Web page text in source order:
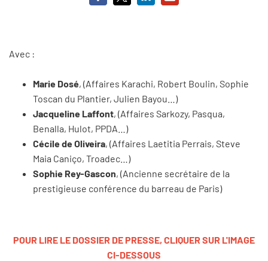
Avec :
Marie Dosé, (Affaires Karachi, Robert Boulin, Sophie
Toscan du Plantier, Julien Bayou…)
Jacqueline Laffont, (Affaires Sarkozy, Pasqua,
Benalla, Hulot, PPDA…)
Cécile de Oliveira, (Affaires Laetitia Perrais, Steve
Maia Caniço, Troadec…)
Sophie Rey-Gascon, (Ancienne secrétaire de la
prestigieuse conférence du barreau de Paris)
POUR LIRE LE DOSSIER DE PRESSE, CLIQUER SUR L'IMAGE
CI-DESSOUS